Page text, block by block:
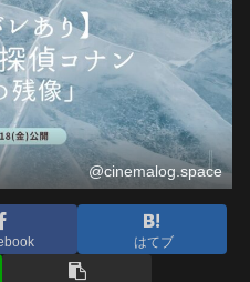
@cinemalog.space
はてブ